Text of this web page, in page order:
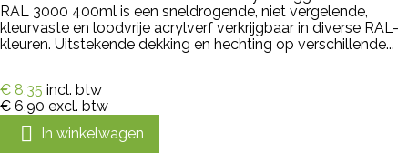
RAL 3000 400ml is een sneldrogende, niet vergelende,
kleurvaste en loodvrije acrylverf verkrijgbaar in diverse RAL-
kleuren. Uitstekende dekking en hechting op verschillende...
€ 8,35 incl. btw
€ 6,90 excl. btw
 In winkelwagen